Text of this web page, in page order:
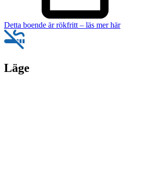
Detta boende är rökfritt – läs mer här
Läge